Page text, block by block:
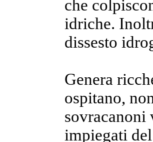
che
idriche.
dissesto
Genera
ospitano,
sovracanoni
impiegati